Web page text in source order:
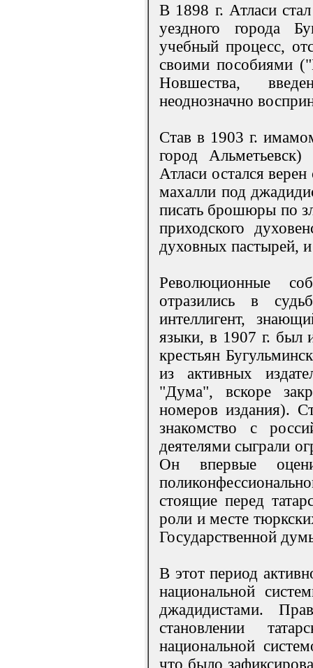
В 1898 г. Атласи
уездного города
учебный процесс,
своими пособиями
Новшества,
неоднозначно
Став в 1903 г.
город Альметьевск)
Атласи остался
махалли под
писать брошюры по
приходского
духовных пастырей,
Революционные
отразились в
интеллигент,
языки, в 1907 г. был
крестьян
из активных
"Дума", вскоре
номеров издания).
знакомство с
деятелями сыграли
Он впервые
стоящие перед
роли и месте
Государственной
В этот период
национальной
джадидистами.
становлении
национальной
что было